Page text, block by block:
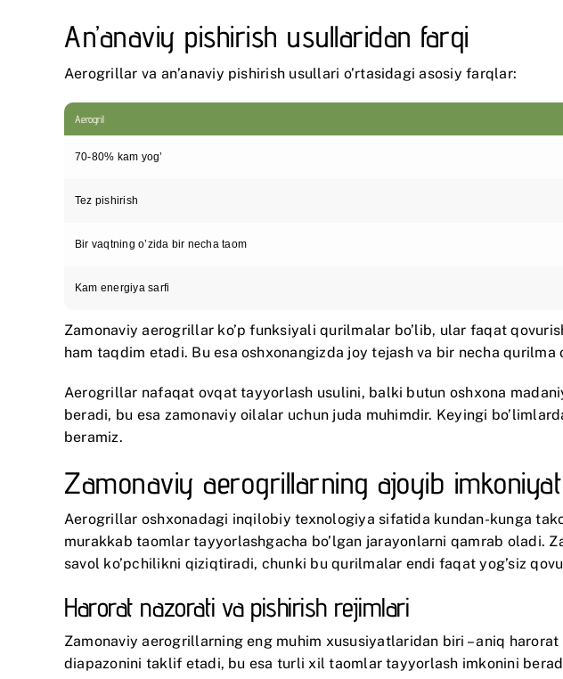
An’anaviy pishirish usullaridan farqi
Aerogrillar va an’anaviy pishirish usullari o’rtasidagi asosiy farqlar:
Aerogril
70-80% kam yog’
Tez pishirish
Bir vaqtning o’zida bir necha taom
Kam energiya sarfi
Zamonaviy aerogrillar ko’p funksiyali qurilmalar bo’lib, ular faqat
ham taqdim etadi. Bu esa oshxonangizda joy tejash va bir necha
Aerogrillar nafaqat ovqat tayyorlash usulini, balki butun oshxona
beradi, bu esa zamonaviy oilalar uchun juda muhimdir. Keyingi
beramiz.
Zamonaviy aerogrillarning ajoyib
Aerogrillar oshxonadagi inqilobiy texnologiya sifatida kundan-kunga
murakkab taomlar tayyorlashgacha bo’lgan jarayonlarni qamrab oladi.
savol ko’pchilikni qiziqtiradi, chunki bu qurilmalar endi faqat yog’siz
Harorat nazorati va pishirish rejimlari
Zamonaviy aerogrillarning eng muhim xususiyatlaridan biri – aniq
diapazonini taklif etadi, bu esa turli xil taomlar tayyorlash imkonini